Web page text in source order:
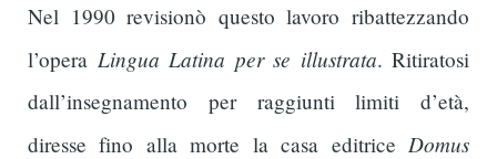
Nel 1990 revisionò questo lavoro ribattezzando
l’opera Lingua Latina per se illustrata. Ritiratosi
dall’insegnamento per raggiunti limiti d’età,
diresse fino alla morte la casa editrice Domus